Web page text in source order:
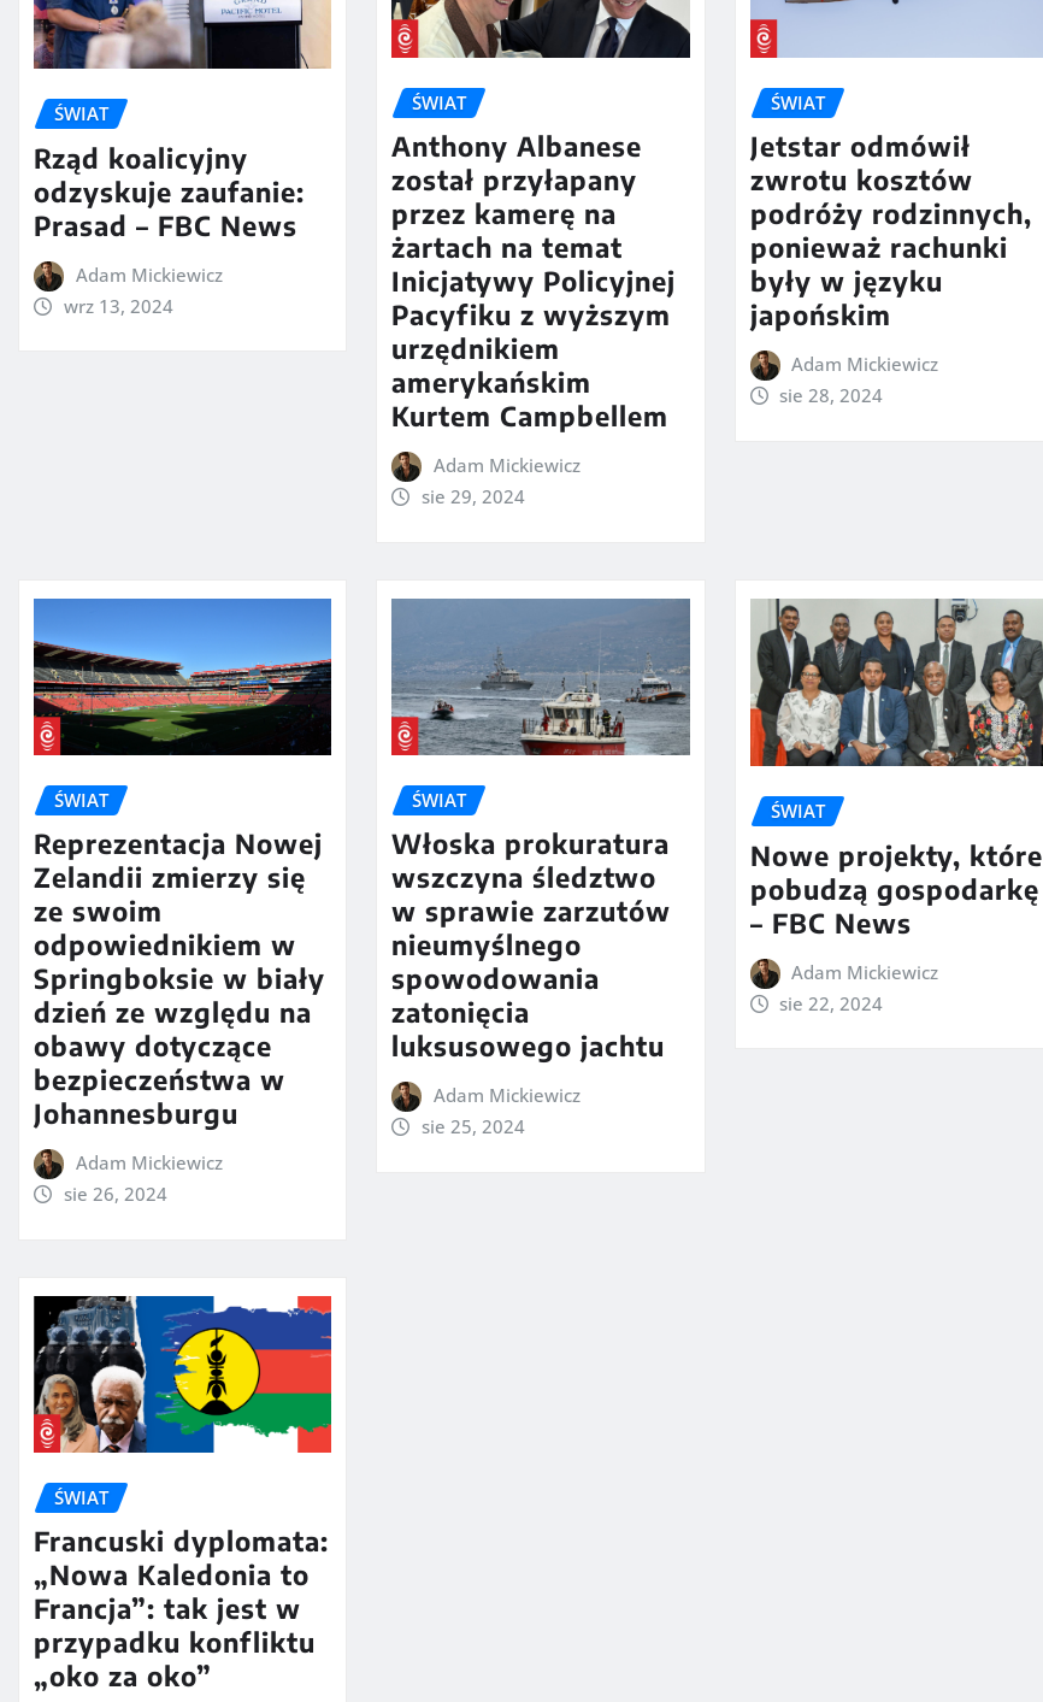
ŚWIAT
Rząd koalicyjny
odzyskuje zaufanie:
Prasad – FBC News
Adam Mickiewicz
wrz 13, 2024
ŚWIAT
Anthony Albanese
został przyłapany
przez kamerę na
żartach na temat
Inicjatywy Policyjnej
Pacyfiku z wyższym
urzędnikiem
amerykańskim
Kurtem Campbellem
Adam Mickiewicz
sie 29, 2024
ŚWIAT
Jetstar odmówił
zwrotu kosztów
podróży rodzinnych,
ponieważ rachunki
były w języku
japońskim
Adam Mickiewicz
sie 28, 2024
ŚWIAT
Reprezentacja Nowej
Zelandii zmierzy się
ze swoim
odpowiednikiem w
Springboksie w biały
dzień ze względu na
obawy dotyczące
bezpieczeństwa w
Johannesburgu
Adam Mickiewicz
sie 26, 2024
ŚWIAT
Włoska prokuratura
wszczyna śledztwo
w sprawie zarzutów
nieumyślnego
spowodowania
zatonięcia
luksusowego jachtu
Adam Mickiewicz
sie 25, 2024
ŚWIAT
Nowe projekty, które
pobudzą gospodarkę
– FBC News
Adam Mickiewicz
sie 22, 2024
ŚWIAT
Francuski dyplomata:
„Nowa Kaledonia to
Francja”: tak jest w
przypadku konfliktu
„oko za oko”